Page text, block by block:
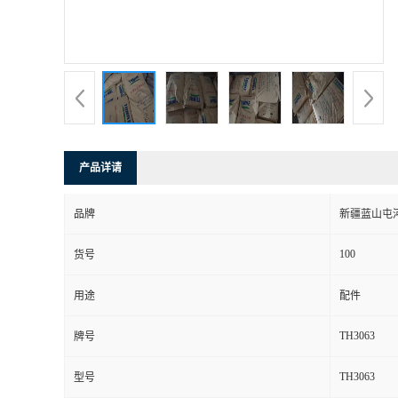
产品详请
品牌 新疆蓝山屯
货号 100
用途 配件
牌号 TH3063
型号 TH3063